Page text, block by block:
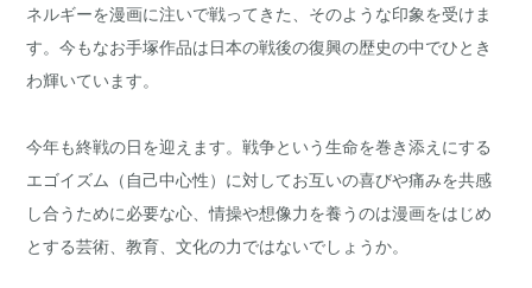
ネルギーを漫画に注いで戦ってきた、そのような印象を受けま
す。今もなお手塚作品は日本の戦後の復興の歴史の中でひとき
わ輝いています。
今年も終戦の日を迎えます。戦争という生命を巻き添えにする
エゴイズム（自己中心性）に対してお互いの喜びや痛みを共感
し合うために必要な心、情操や想像力を養うのは漫画をはじめ
とする芸術、教育、文化の力ではないでしょうか。